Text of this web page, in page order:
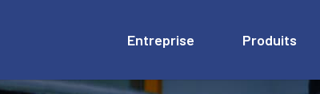
Entreprise Produits